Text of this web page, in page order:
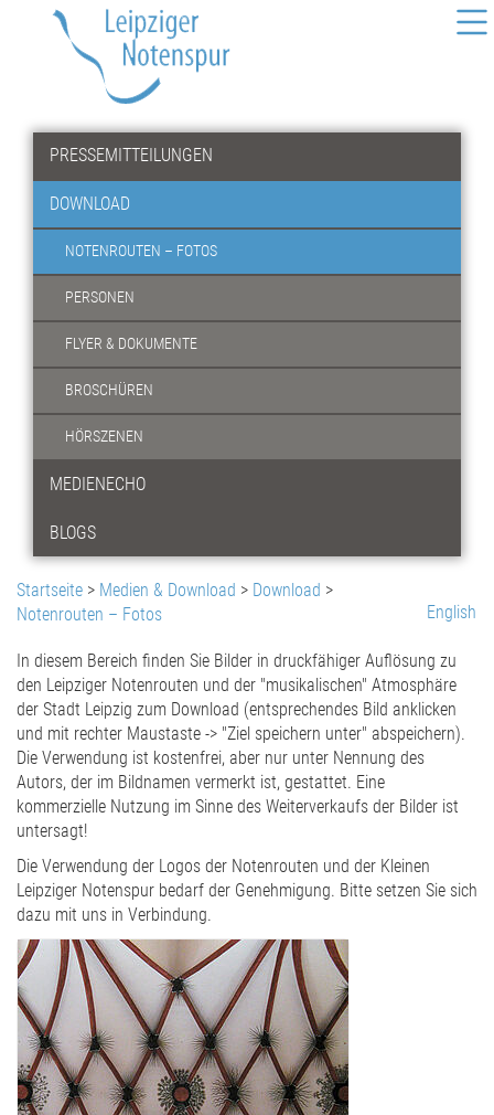
PRESSEMITTEILUNGEN
DOWNLOAD
NOTENROUTEN – FOTOS
PERSONEN
FLYER & DOKUMENTE
BROSCHÜREN
HÖRSZENEN
MEDIENECHO
BLOGS
Startseite > Medien & Download > Download >
Notenrouten – Fotos
English
In diesem Bereich finden Sie Bilder in druckfähiger Auflösung zu
den Leipziger Notenrouten und der "musikalischen" Atmosphäre
der Stadt Leipzig zum Download (entsprechendes Bild anklicken
und mit rechter Maustaste -> "Ziel speichern unter" abspeichern).
Die Verwendung ist kostenfrei, aber nur unter Nennung des
Autors, der im Bildnamen vermerkt ist, gestattet. Eine
kommerzielle Nutzung im Sinne des Weiterverkaufs der Bilder ist
untersagt!
Die Verwendung der Logos der Notenrouten und der Kleinen
Leipziger Notenspur bedarf der Genehmigung. Bitte setzen Sie sich
dazu mit uns in Verbindung.